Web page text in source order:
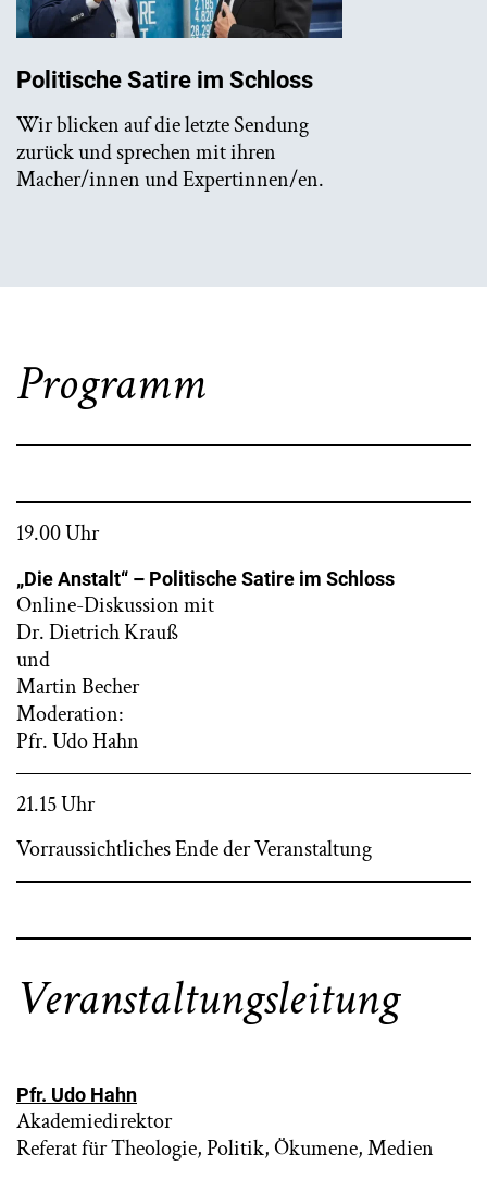
Politische Satire im Schloss
Wir blicken auf die letzte Sendung
zurück und sprechen mit ihren
Macher/innen und Expertinnen/en.
Programm
19.00 Uhr
„Die Anstalt“ – Politische Satire im Schloss
Online-Diskussion mit
Dr. Dietrich Krauß
und
Martin Becher
Moderation:
Pfr. Udo Hahn
21.15 Uhr
Vorraussichtliches Ende der Veranstaltung
Veranstaltungsleitung
Pfr. Udo Hahn
Akademiedirektor
Referat für Theologie, Politik, Ökumene, Medien